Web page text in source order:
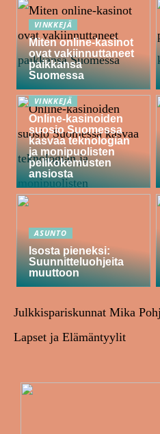
VINKKEJÄ
Miten online-kasinot
ovat vakiinnuttaneet
paikkansa
Suomessa
VINKKEJÄ
Online-kasinoiden
suosio Suomessa
kasvaa teknologian
ja monipuolisten
pelikokemusten
ansiosta
ASUNTO
Isosta pieneksi:
Suunnitteluohjeita
muuttoon
Julkkispariskunnat Mika
Lapset ja Elämäntyylit